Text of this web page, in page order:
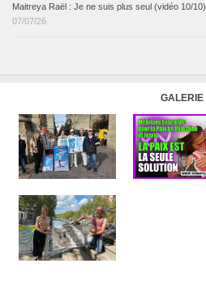
Maitreya Raël : Je ne suis plus seul (vidéo 10/10)
07/07/26
GALERIE